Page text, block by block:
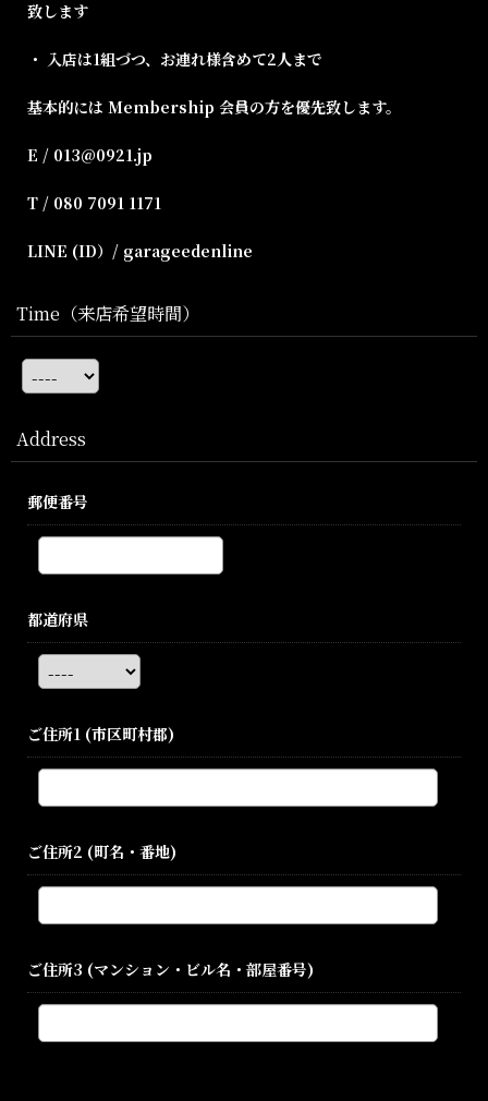
致します
・ 入店は1組づつ、お連れ様含めて2人まで
基本的には Membership 会員の方を優先致します。
E / 013@0921.jp
T / 080 7091 1171
LINE (ID）/ garageedenline
Time（来店希望時間）
Address
郵便番号
都道府県
ご住所1 (市区町村郡)
ご住所2 (町名・番地)
ご住所3 (マンション・ビル名・部屋番号)